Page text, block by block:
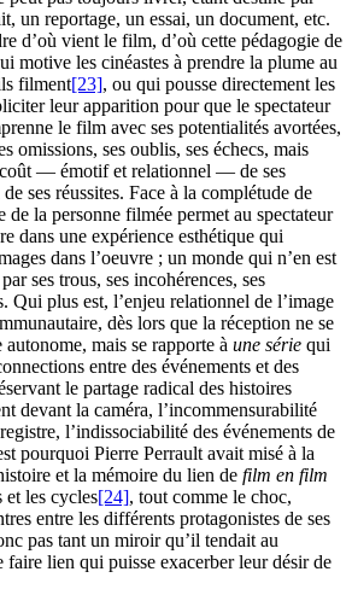
un reportage, un essai, un document, etc.
d’où vient le film, d’où cette pédagogie de
motive les cinéastes à prendre la plume au
filment[23], ou qui pousse directement les
leur apparition pour que le spectateur
le film avec ses potentialités avortées,
omissions, ses oublis, ses échecs, mais
coût — émotif et relationnel — de ses
ses réussites. Face à la complétude de
de la personne filmée permet au spectateur
dans une expérience esthétique qui
dans l’oeuvre ; un monde qui n’en est
ses trous, ses incohérences, ses
Qui plus est, l’enjeu relationnel de l’image
dès lors que la réception ne se
mais se rapporte à une série qui
entre des événements et des
le partage radical des histoires
devant la caméra, l’incommensurabilité
l’indissociabilité des événements de
pourquoi Pierre Perrault avait misé à la
et la mémoire du lien de film en film
et les cycles[24], tout comme le choc,
entre les différents protagonistes de ses
pas tant un miroir qu’il tendait au
faire lien qui puisse exacerber leur désir de